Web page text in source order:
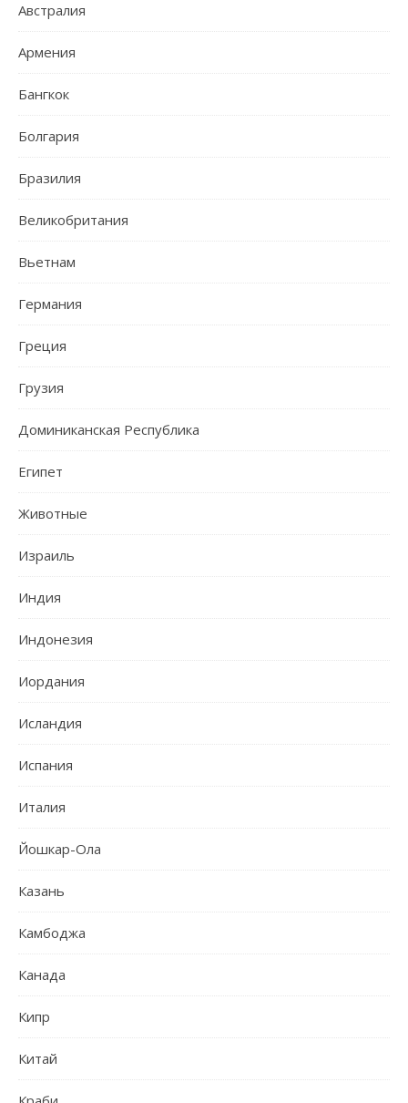
Австралия
Армения
Бангкок
Болгария
Бразилия
Великобритания
Вьетнам
Германия
Греция
Грузия
Доминиканская Республика
Египет
Животные
Израиль
Индия
Индонезия
Иордания
Исландия
Испания
Италия
Йошкар-Ола
Казань
Камбоджа
Канада
Кипр
Китай